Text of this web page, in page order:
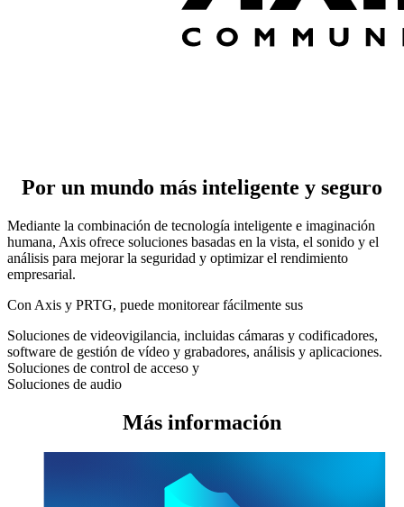
Por un mundo más inteligente y seguro
Mediante la combinación de tecnología inteligente e imaginación
humana, Axis ofrece soluciones basadas en la vista, el sonido y el
análisis para mejorar la seguridad y optimizar el rendimiento
empresarial.
Con Axis y PRTG, puede monitorear fácilmente sus
Soluciones de videovigilancia, incluidas cámaras y codificadores,
software de gestión de vídeo y grabadores, análisis y aplicaciones.
Soluciones de control de acceso y
Soluciones de audio
Más información